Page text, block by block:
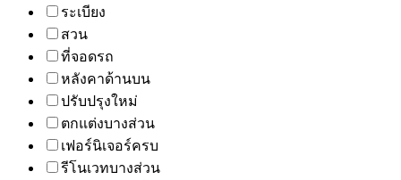
ระเบียง
สวน
ที่จอดรถ
หลังคาด้านบน
ปรับปรุงใหม่
ตกแต่งบางส่วน
เฟอร์นิเจอร์ครบ
รีโนเวทบางส่วน